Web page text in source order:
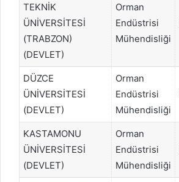
TEKNİK
ÜNİVERSİTESİ
(TRABZON)
(DEVLET)
Orman
Endüstrisi
Mühendisliği
DÜZCE
ÜNİVERSİTESİ
(DEVLET)
Orman
Endüstrisi
Mühendisliği
KASTAMONU
ÜNİVERSİTESİ
(DEVLET)
Orman
Endüstrisi
Mühendisliği